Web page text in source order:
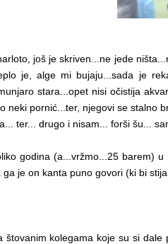
još je skriven...ne jede
je, alge mi bujaju...sada je
stara...opet nisi očistija
neki pornić...ter, njegovi se stalno
ter... drugo i nisam... forši šu...
godina (a...vržmo...25 barem)
ga je on kanta puno govori (ki bi
štovanim kolegama koje su si